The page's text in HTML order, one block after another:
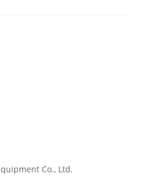
Co., Ltd.